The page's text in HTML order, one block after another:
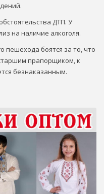
ДТП. У
на наличие алкоголя.
пешехода боятся за то, что
прапорщиком, к
безнаказанным.